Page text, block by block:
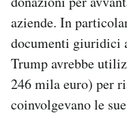
aziende. In
documenti giuridici
Trump avrebbe
246 mila euro) per
coinvolgevano le